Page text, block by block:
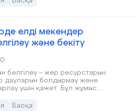
белгілеу ауыспалы егіс
суару жүйелері және
жерді қорғау шараларын
елді мекендер
және бекіту
0
белгілеу – жер ресурстарын
дауларын болдырмау және
үшін қажет. Бұл жұмыс
Басқа